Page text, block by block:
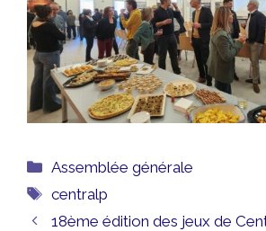
Catégories
Assemblée générale
Étiquettes
centralp
18ème édition des jeux de